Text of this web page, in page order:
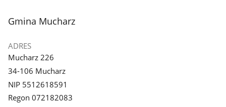
stopka
Gmina Mucharz
ADRES
Mucharz 226
34-106 Mucharz
NIP 5512618591
Regon 072182083